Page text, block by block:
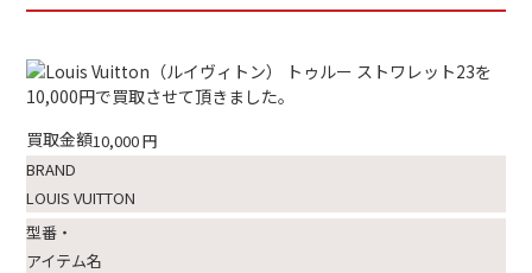
買取金額10,000円
BRAND
LOUIS VUITTON
型番・
アイテム名